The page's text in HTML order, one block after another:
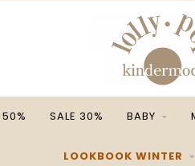
50% SALE 30% BABY
LOOKBOOK WINTER